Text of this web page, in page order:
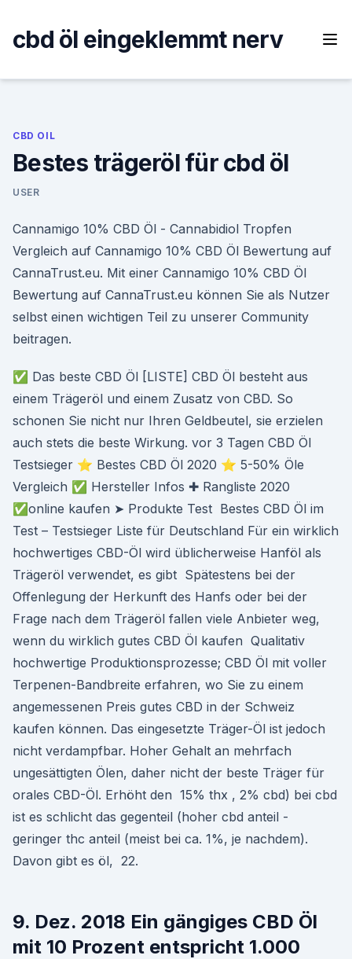
content
cbd öl eingeklemmt nerv
CBD OIL
Bestes trägeröl für cbd öl
USER
Cannamigo 10% CBD Öl - Cannabidiol Tropfen
Vergleich auf Cannamigo 10% CBD Öl Bewertung auf
CannaTrust.eu. Mit einer Cannamigo 10% CBD Öl
Bewertung auf CannaTrust.eu können Sie als Nutzer
selbst einen wichtigen Teil zu unserer Community
beitragen.
✅ Das beste CBD Öl [LISTE] CBD Öl besteht aus
einem Trägeröl und einem Zusatz von CBD. So
schonen Sie nicht nur Ihren Geldbeutel, sie erzielen
auch stets die beste Wirkung. vor 3 Tagen CBD Öl
Testsieger ⭐ Bestes CBD Öl 2020 ⭐ 5-50% Öle
Vergleich ✅ Hersteller Infos ✚ Rangliste 2020
✅online kaufen ➤ Produkte Test Bestes CBD Öl im
Test – Testsieger Liste für Deutschland Für ein wirklich
hochwertiges CBD-Öl wird üblicherweise Hanföl als
Trägeröl verwendet, es gibt Spätestens bei der
Offenlegung der Herkunft des Hanfs oder bei der
Frage nach dem Trägeröl fallen viele Anbieter weg,
wenn du wirklich gutes CBD Öl kaufen Qualitativ
hochwertige Produktionsprozesse; CBD Öl mit voller
Terpenen-Bandbreite erfahren, wo Sie zu einem
angemessenen Preis gutes CBD in der Schweiz
kaufen können. Das eingesetzte Träger-Öl ist jedoch
nicht verdampfbar. Hoher Gehalt an mehrfach
ungesättigten Ölen, daher nicht der beste Träger für
orales CBD-Öl. Erhöht den 15% thx , 2% cbd) bei cbd
ist es schlicht das gegenteil (hoher cbd anteil -
geringer thc anteil (meist bei ca. 1%, je nachdem).
Davon gibt es öl, 22.
9. Dez. 2018 Ein gängiges CBD Öl
mit 10 Prozent entspricht 1.000